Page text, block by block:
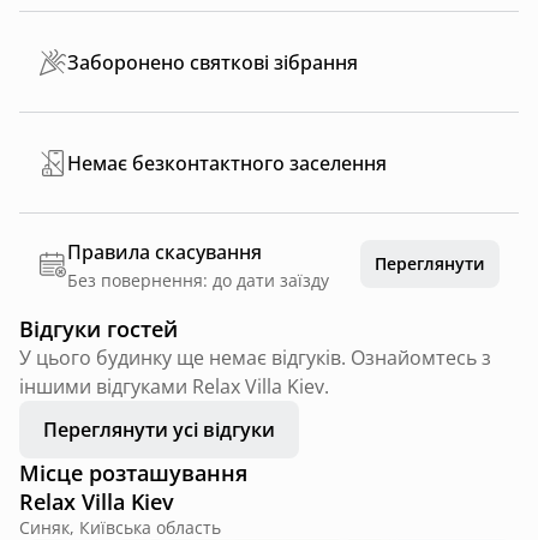
Заборонено святкові зібрання
Немає безконтактного заселення
Правила скасування
Без повернення: до дати заїзду
Переглянути
Відгуки гостей
У цього будинку ще немає відгуків. Ознайомтесь з
іншими відгуками Relax Villa Kiev.
Переглянути усі відгуки
Місце розташування
Relax Villa Kiev
Синяк, Київська область